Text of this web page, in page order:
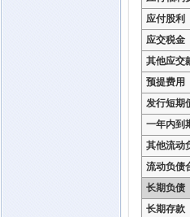
应付股利
应交税金
其他应交
预提费用
发行短期
一年内到
其他流动
流动负债
长期负债
长期存款